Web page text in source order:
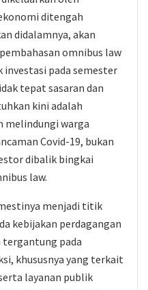
ditengah
didalamnya, akan
omnibus law
pada semester
tepat sasaran dan
kini adalah
melindungi warga
Covid-19, bukan
dibalik bingkai
law.
menjadi titik
kebijakan perdagangan
tergantung pada
khususnya yang terkait
layanan publik